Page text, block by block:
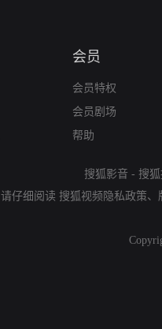
会员
会员特权
会员剧场
帮助
搜狐影音 - 搜
请仔细阅读 搜狐视频隐私政策、